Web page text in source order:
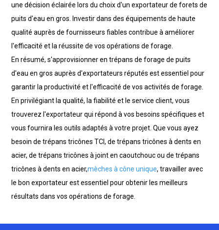
une décision éclairée lors du choix d'un exportateur de forets de
puits d'eau en gros. Investir dans des équipements de haute
qualité auprès de fournisseurs fiables contribue à améliorer
l'efficacité et la réussite de vos opérations de forage.
En résumé, s'approvisionner en trépans de forage de puits
d'eau en gros auprès d'exportateurs réputés est essentiel pour
garantir la productivité et l'efficacité de vos activités de forage.
En privilégiant la qualité, la fiabilité et le service client, vous
trouverez l'exportateur qui répond à vos besoins spécifiques et
vous fournira les outils adaptés à votre projet. Que vous ayez
besoin de trépans tricônes TCI, de trépans tricônes à dents en
acier, de trépans tricônes à joint en caoutchouc ou de trépans
tricônes à dents en acier,mèches à cône unique, travailler avec
le bon exportateur est essentiel pour obtenir les meilleurs
résultats dans vos opérations de forage.